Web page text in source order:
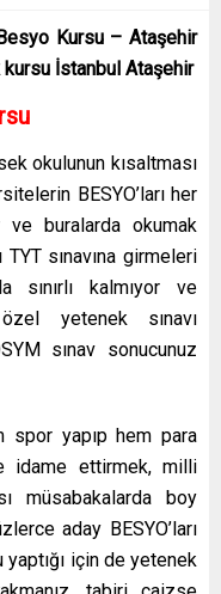
Kursu – Ataşehir
kursu İstanbul Ataşehir
okulunun kısaltması
BESYO’ları her
ve buralarda okumak
TYT sınavına girmeleri
sınırlı kalmıyor ve
özel yetenek sınavı
sınav sonucunuz
yapıp hem para
idame ettirmek, milli
müsabakalarda boy
aday BESYO’ları
için de yetenek